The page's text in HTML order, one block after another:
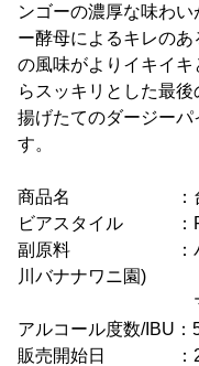
ンゴーの濃厚な味わ
ー酵母によるキレの
の風味がよりイキイ
らスッキリとした最後
揚げたてのダージー
す。
商品名 ：台湾＆
ビアスタイル ：
副原料 ：バナナ(
川バナナワニ園)
マンゴー
アルコール度数/IBU：
販売開始日 ：